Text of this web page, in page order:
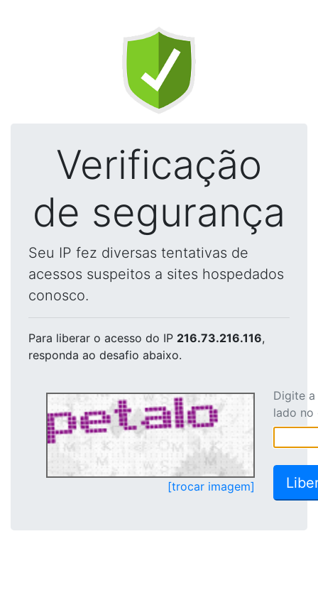
Verificação
de segurança
Seu IP fez diversas tentativas de
acessos suspeitos a sites hospedados
conosco.
Para liberar o acesso do IP 216.73.216.116,
responda ao desafio abaixo.
[trocar imagem]
Digite
lado no